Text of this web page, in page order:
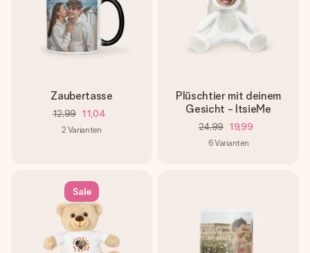
Zaubertasse
12,99 11,04
2 Varianten
Plüschtier mit deinem
Gesicht - ItsieMe
24,99 19,99
6Varianten
Sale